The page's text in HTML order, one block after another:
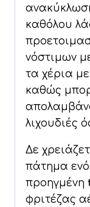
καθόλου
νόστιμων
τα χέρια
καθώς
λιχουδιές
Δε
πάτημα
προηγμένη
φριτέζας